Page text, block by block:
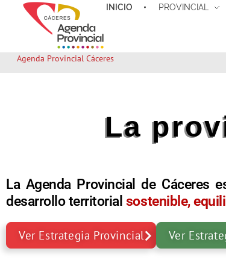
INICIO PROVINCIAL
Agenda Provincial Cáceres
La
La Agenda Provincial de Cáceres
desarrollo territorial sostenible,
Ver Estrategia Provincial Ver